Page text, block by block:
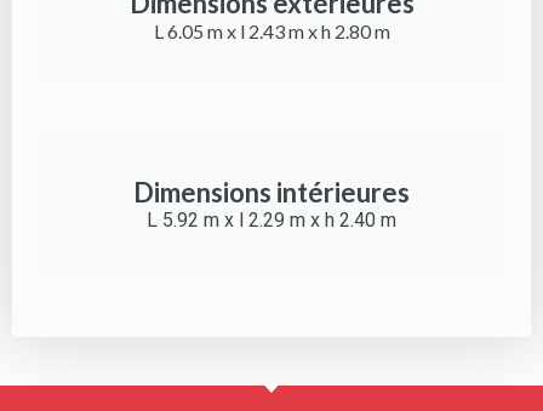
L 6.05 m x l 2.43 m x h 2.80 m
Dimensions intérieures
L 5.92 m x l 2.29 m x h 2.40 m